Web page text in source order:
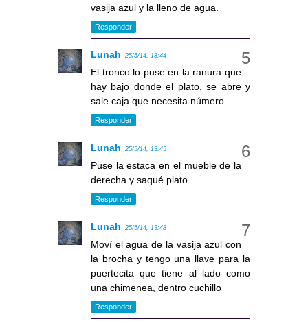
vasija azul y la lleno de agua.
Responder
Lunah 25/5/14, 13:44
El tronco lo puse en la ranura que
hay bajo donde el plato, se abre y
sale caja que necesita número.
Responder
Lunah 25/5/14, 13:45
Puse la estaca en el mueble de la
derecha y saqué plato.
Responder
Lunah 25/5/14, 13:48
Moví el agua de la vasija azul con
la brocha y tengo una llave para la
puertecita que tiene al lado como
una chimenea, dentro cuchillo
Responder